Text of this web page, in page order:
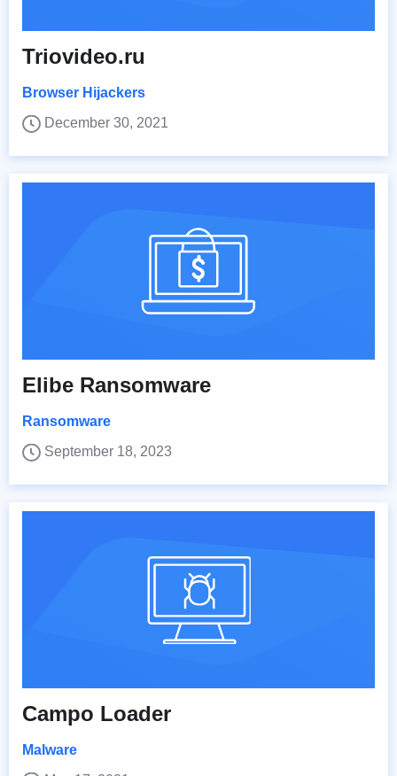
Triovideo.ru
Browser Hijackers
December 30, 2021
Elibe Ransomware
Ransomware
September 18, 2023
Campo Loader
Malware